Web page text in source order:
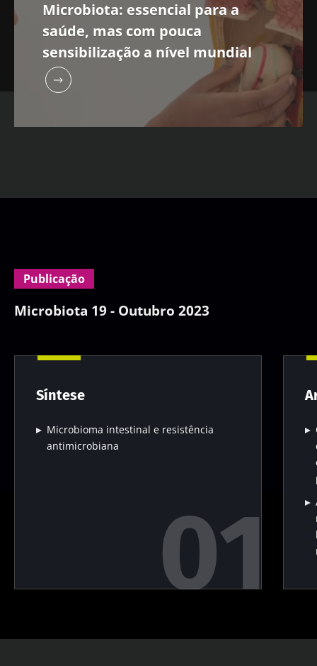
Microbiota: essencial para a
saúde, mas com pouca
sensibilização a nível mundial
Publicação
Microbiota 19 - Outubro 2023
Síntese
Microbioma intestinal e resistência
antimicrobiana